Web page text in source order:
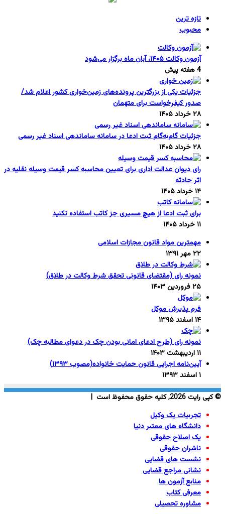
تازه ترین
محبوب
آزمون وکالت ۱۴۰۵، آبان ماه برگزار می‌شود
4 هفته پیش
جزئیات یکی از بزرگترین پرونده‌های زمین‌خواری کشور اعلام شد/
صدور کیفرخواست برای متهمان
۲۸ خرداد ۱۴۰۵
جزئیات گام‌به‌گام ثبت ادعا در سامانه ساماندهی اسناد غیر رسمی
۲۸ خرداد ۱۴۰۵
رای دیوان عدالت اداری برای تعیین محاسبه کسر قیمت وسیله نقلیه در
اثر حادثه
۱۴ خرداد ۱۴۰۵
برای ثبت ادعا از هیچ مسیری جز کاتب استفاده نکنید
۱۱ خرداد ۱۴۰۵
مهمترین مواد قانون مجازات اسلامی
۲۲ مهر ۱۳۹۱
نمونه رای (مقتضای قانونی تحقق شرط وکالت در طلاق)
۲۵ فروردین ۱۴۰۳
فرم پذیرش موکل
۱۴ اسفند ۱۳۹۵
نمونه رای (طرح ادعای امانی بودن چک در دعوای مطالبه چک)
۱۱ اردیبهشت ۱۴۰۳
آیین‌نامه اجرایی قانون حمایت خانواده(مصوب ۱۳۹۳)
۱ اسفند ۱۳۹۳
© کپی رایت 2026, کلیه حقوق محفوظ است |
تجربیات یک وکیل
دانشگاه های معتبر دنیا
یک اصلاح حقوقی
ناشران حقوقی
نشست های قضایی
نشانی مراجع قضایی
منابع آزمون ها
معرفی کتاب
مشاوره تحصیلی